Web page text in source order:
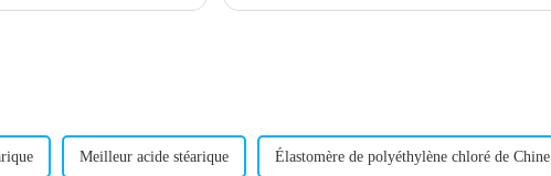
Meilleur acide stéarique Élastomère de polyéthylène chloré de Chine